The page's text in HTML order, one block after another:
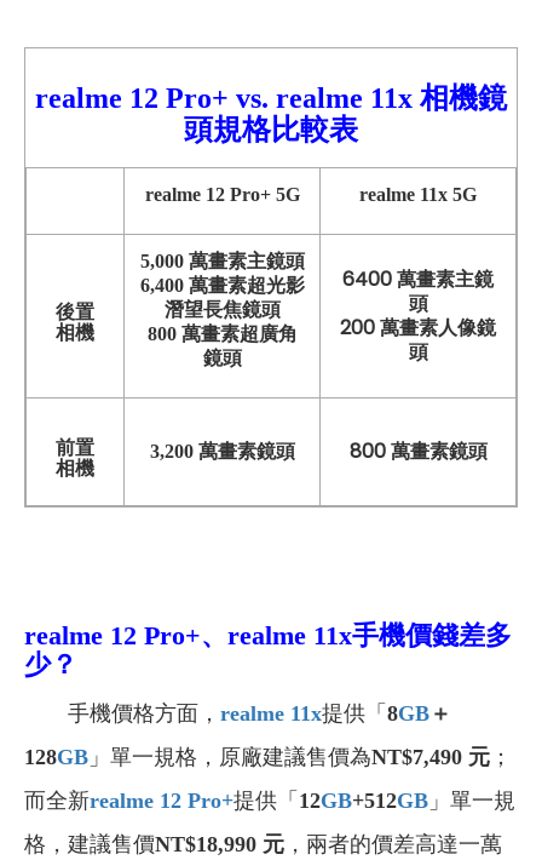
realme 12 Pro+ vs. realme 11x 相機鏡
頭規格比較表
realme 12 Pro+5G realme 11x 5G
後置
相機
5,000 萬畫素主鏡頭
6,400 萬畫素超光影
潛望長焦鏡頭
800 萬畫素超廣角
鏡頭
6400 萬畫素主鏡
頭
200 萬畫素人像鏡
頭
前置
相機
3,200 萬畫素鏡頭 800 萬畫素鏡頭
realme 12 Pro+、realme 11x手機價錢差多
少？
手機價格方面， realme 11x提供「 8GB ＋
128GB 」單一規格，原廠建議售價為NT$7,490 元 ；
而全新realme 12 Pro+提供「 12GB+512GB 」單一規
格，建議售價NT$18,990 元 ，兩者的價差高達一萬